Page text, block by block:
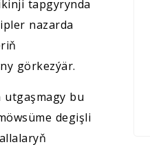
tapgyrynda
nazarda
görkezýär.
utgaşmagy bu
degişli